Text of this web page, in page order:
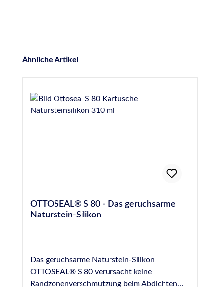
Produktgalerie überspringen
Ähnliche Artikel
OTTOSEAL® S 80 - Das geruchsarme
Naturstein-Silikon
Das geruchsarme Naturstein-Silikon
OTTOSEAL® S 80 verursacht keine
Randzonenverschmutzung beim Abdichten